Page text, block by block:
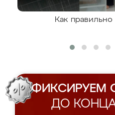
Как
ФИКСИРУЕМ
ДО КОНЦА